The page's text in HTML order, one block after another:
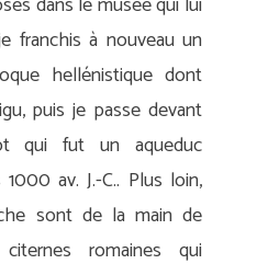
franchis à nouveau un
hellénistique dont
puis je passe devant
qui fut un aqueduc
av. J.-C.. Plus loin,
sont de la main de
romaines qui